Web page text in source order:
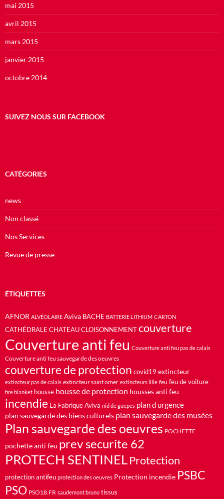
mai 2015
avril 2015
mars 2015
janvier 2015
octobre 2014
SUIVEZ NOUS SUR FACEBOOK
CATÉGORIES
news
Non classé
Nos Services
Revue de presse
ÉTIQUETTES
AFNOR ALVÉOLAIRE Aviva BACHE BATTERIE LITHIUM CARTON
CATHÉDRALE CHATEAU CLOISONNEMENT couverture
Couverture anti feu Couverture anti feu pas de calais
Couverture anti feu sauvegarde des oeuvres
couverture de protection covid19 extincteur
extincteur pas de calais extincteur saint omer extincteurs lille feu feu de voiture
fire blanket housse housse de protection housses anti feu
incendie La Fabrique Aviva nid de guepes plan d urgence
plan sauvegarde des biens culturels plan sauvegarde des musées
Plan sauvegarde des oeuvres POCHETTE
pochette anti feu prev securite 62
PROTECH SENTINELProtection
protection antifeu protection des oeuvres Protection incendie PSBC
PSO PSO18.FR saudemont bruno tissus